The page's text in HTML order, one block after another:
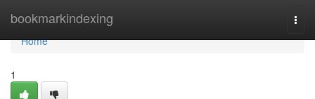
bookmarkindexing
Home
Home
1